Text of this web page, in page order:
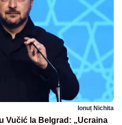
Ionuț Nichita
Vučić la Belgrad: „Ucraina